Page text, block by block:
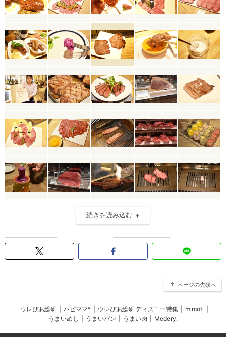
続きを読み込む
ページの先頭へ
ウレぴあ総研 ハピママ* ウレぴあ総研 ディズニー特集 mimot.
うまいめし
うまいパン うまい肉 Medery.